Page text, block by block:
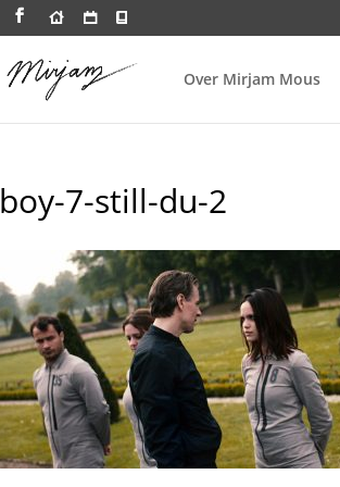
Over Mirjam Mous
boy-7-still-du-2